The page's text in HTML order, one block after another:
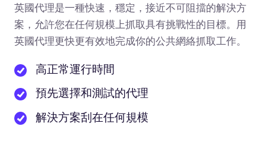
英國代理是一種快速，穩定，接近不可阻擋的解決方
案，允許您在任何規模上抓取具有挑戰性的目標。用
英國代理更快更有效地完成你的公共網絡抓取工作。
高正常運行時間
預先選擇和測試的代理
解決方案刮在任何規模